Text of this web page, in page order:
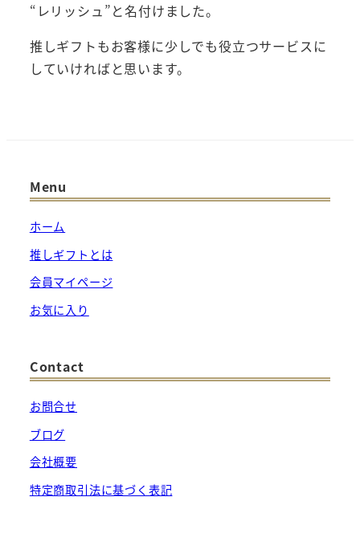
“レリッシュ”と名付けました。
推しギフトもお客様に少しでも役立つサービスに
していければと思います。
Menu
ホーム
推しギフトとは
会員マイページ
お気に入り
Contact
お問合せ
ブログ
会社概要
特定商取引法に基づく表記